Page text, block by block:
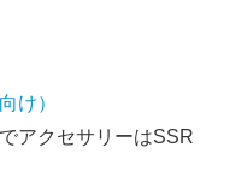
け）
アクセサリーはSSR